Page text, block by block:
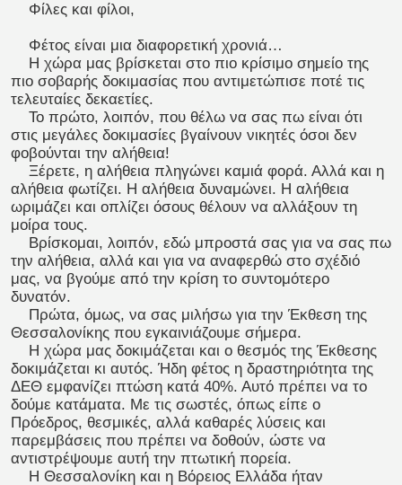
Φίλες και φίλοι,
Φέτος είναι μια διαφορετική χρονιά…
Η χώρα μας βρίσκεται στο πιο κρίσιμο σημείο της
πιο σοβαρής δοκιμασίας που αντιμετώπισε ποτέ τις
τελευταίες δεκαετίες.
Το πρώτο, λοιπόν, που θέλω να σας πω είναι ότι
στις μεγάλες δοκιμασίες βγαίνουν νικητές όσοι δεν
φοβούνται την αλήθεια!
Ξέρετε, η αλήθεια πληγώνει καμιά φορά. Αλλά και η
αλήθεια φωτίζει. Η αλήθεια δυναμώνει. Η αλήθεια
ωριμάζει και οπλίζει όσους θέλουν να αλλάξουν τη
μοίρα τους.
Βρίσκομαι, λοιπόν, εδώ μπροστά σας για να σας πω
την αλήθεια, αλλά και για να αναφερθώ στο σχέδιό
μας, να βγούμε από την κρίση το συντομότερο
δυνατόν.
Πρώτα, όμως, να σας μιλήσω για την Έκθεση της
Θεσσαλονίκης που εγκαινιάζουμε σήμερα.
Η χώρα μας δοκιμάζεται και ο θεσμός της Έκθεσης
δοκιμάζεται κι αυτός. Ήδη φέτος η δραστηριότητα της
ΔΕΘ εμφανίζει πτώση κατά 40%. Αυτό πρέπει να το
δούμε κατάματα. Με τις σωστές, όπως είπε ο
Πρόεδρος, θεσμικές, αλλά καθαρές λύσεις και
παρεμβάσεις που πρέπει να δοθούν, ώστε να
αντιστρέψουμε αυτή την πτωτική πορεία.
Η Θεσσαλονίκη και η Βόρειος Ελλάδα ήταν